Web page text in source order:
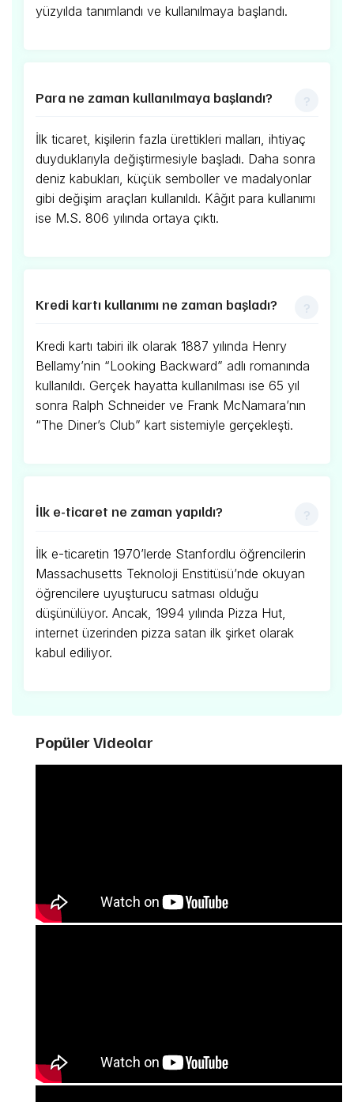
yüzyılda tanımlandı ve kullanılmaya başlandı.
Para ne zaman kullanılmaya başlandı?
İlk ticaret, kişilerin fazla ürettikleri malları, ihtiyaç
duyduklarıyla değiştirmesiyle başladı. Daha sonra
deniz kabukları, küçük semboller ve madalyonlar
gibi değişim araçları kullanıldı. Kâğıt para kullanımı
ise M.S. 806 yılında ortaya çıktı.
Kredi kartı kullanımı ne zaman başladı?
Kredi kartı tabiri ilk olarak 1887 yılında Henry
Bellamy’nin “Looking Backward” adlı romanında
kullanıldı. Gerçek hayatta kullanılması ise 65 yıl
sonra Ralph Schneider ve Frank McNamara’nın
“The Diner’s Club” kart sistemiyle gerçekleşti.
İlk e-ticaret ne zaman yapıldı?
İlk e-ticaretin 1970’lerde Stanfordlu öğrencilerin
Massachusetts Teknoloji Enstitüsü’nde okuyan
öğrencilere uyuşturucu satması olduğu
düşünülüyor. Ancak, 1994 yılında Pizza Hut,
internet üzerinden pizza satan ilk şirket olarak
kabul ediliyor.
PopülerVideolar